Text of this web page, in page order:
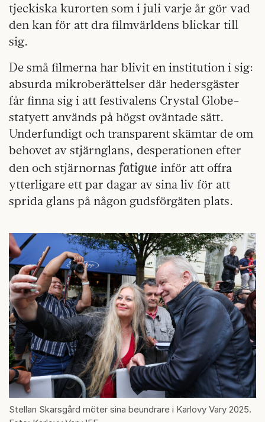
tjeckiska kurorten som i juli varje år gör vad
den kan för att dra filmvärldens blickar till
sig.
De små filmerna har blivit en institution i sig:
absurda mikroberättelser där hedersgäster
får finna sig i att festivalens Crystal Globe-
statyett används på högst oväntade sätt.
Underfundigt och transparent skämtar de om
behovet av stjärnglans, desperationen efter
den och stjärnornas fatigue inför att offra
ytterligare ett par dagar av sina liv för att
sprida glans på någon gudsförgäten plats.
Stellan Skarsgård möter sina beundrare i Karlovy Vary 2025.